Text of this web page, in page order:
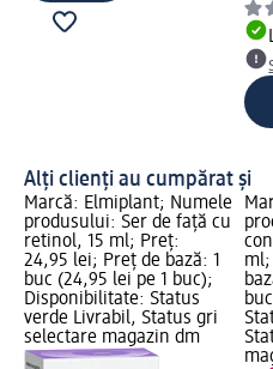
Alți clienți au cumpărat și
Marcă: Elmiplant; Numele
produsului: Ser de față cu
retinol, 15 ml; Preț:
24,95 lei; Preț de bază: 1
buc (24,95 lei pe 1 buc);
Disponibilitate: Status
verde Livrabil, Status gri
selectare magazin dm
ml;